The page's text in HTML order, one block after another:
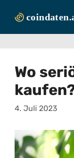
Inhalt
Wo
4. Juli 2023